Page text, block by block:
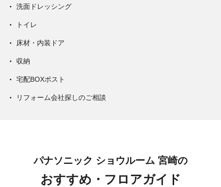
洗面ドレッシング
トイレ
床材・内装ドア
収納
宅配BOXポスト
リフォーム会社探しのご相談
パナソニック ショウルーム 宮崎の
おすすめ・フロアガイド